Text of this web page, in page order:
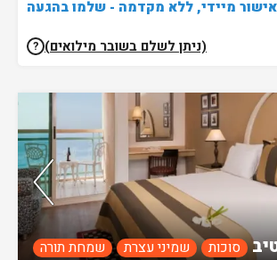
מיידי, ללא מקדמה - שלמו בהגעה
(ניתן לשלם בשובר מילואים) ?
סוכות שמיני עצרת שמחת תורה